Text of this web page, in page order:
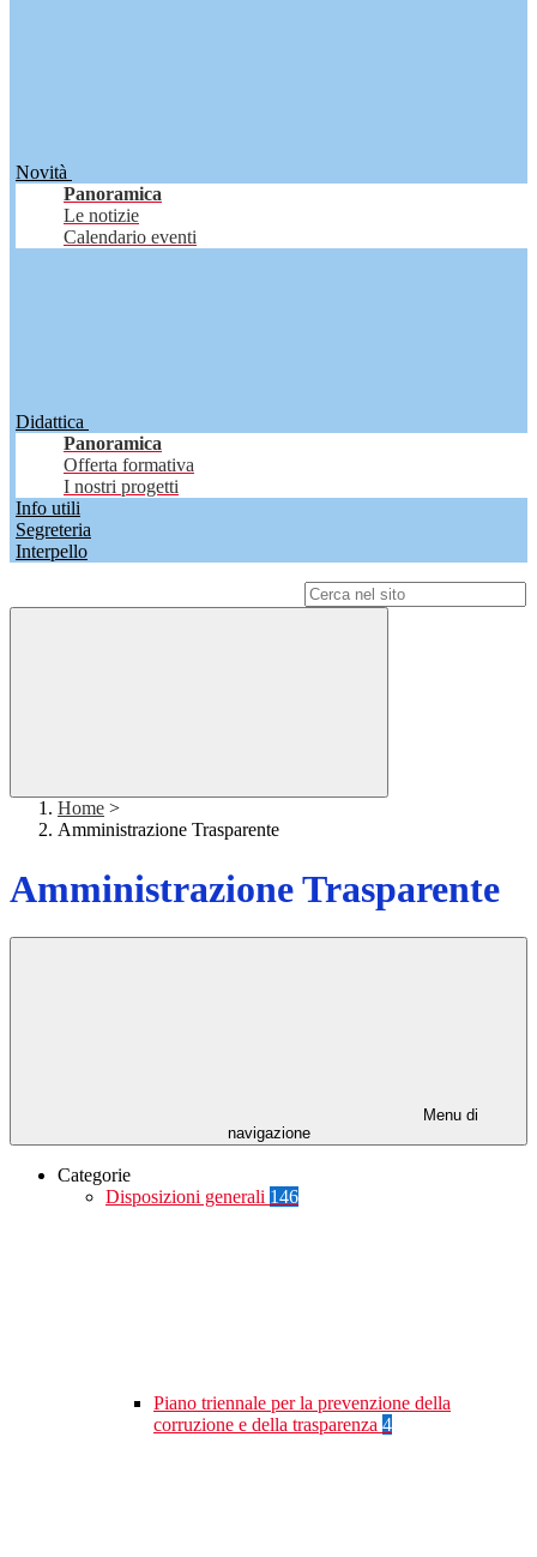
Novità
Panoramica
Le notizie
Calendario eventi
Didattica
Panoramica
Offerta formativa
I nostri progetti
Info utili
Segreteria
Interpello
Home >
Amministrazione Trasparente
Amministrazione Trasparente
Menu di
navigazione
Categorie
Disposizioni generali 146
Piano triennale per la prevenzione della
corruzione e della trasparenza 4